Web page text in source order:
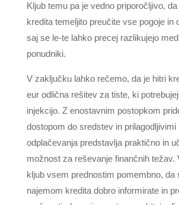
Kljub temu pa je vedno priporočljivo,
kredita temeljito preučite vse pogoje in
saj se le-te lahko precej razlikujejo
ponudniki.
V zaključku lahko rečemo, da je hitri
eur odlična rešitev za tiste, ki
injekcijo. Z enostavnim postopkom
dostopom do sredstev in prilagodljivimi
odplačevanja predstavlja praktično in
možnost za reševanje finančnih težav.
kljub vsem prednostim pomembno, da
najemom kredita dobro informirate in